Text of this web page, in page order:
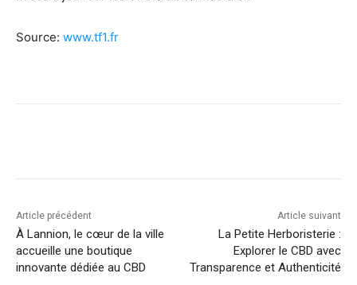
Source: www.tf1.fr
Article précédent
À Lannion, le cœur de la ville
accueille une boutique
innovante dédiée au CBD
Article suivant
La Petite Herboristerie :
Explorer le CBD avec
Transparence et Authenticité